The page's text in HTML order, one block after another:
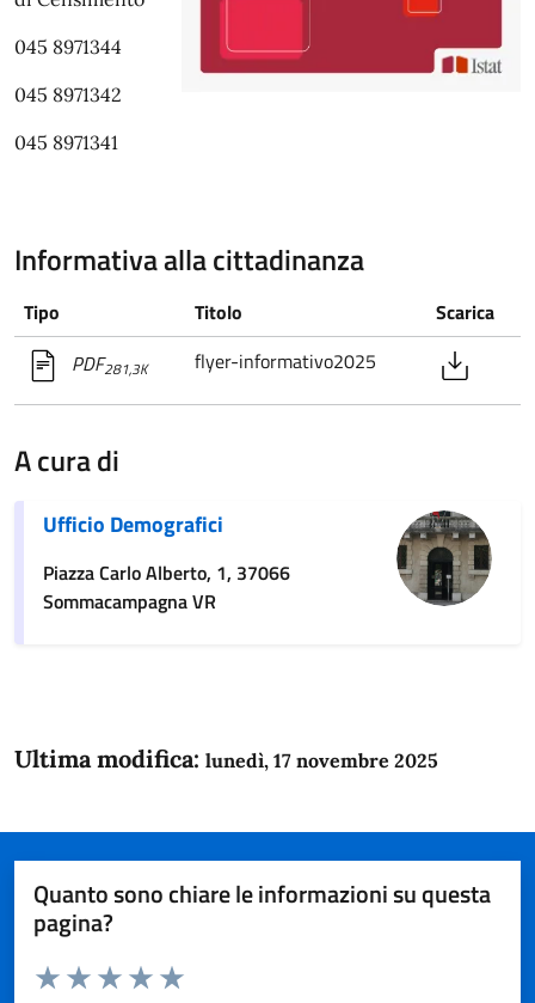
045 8971344
045 8971342
045 8971341
Informativa alla cittadinanza
Tipo Titolo
Scarica
PDF281,3K flyer-informativo2025
A cura di
Ufficio Demografici
Piazza Carlo Alberto, 1, 37066
Sommacampagna VR
Ultima modifica: lunedì, 17 novembre 2025
Quanto sono chiare le informazioni su questa
pagina?
Domanda
Valuta da 1 a 5 stelle la pagina